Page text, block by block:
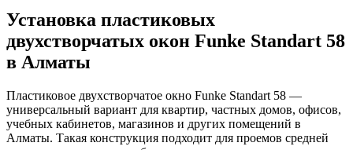
Установка пластиковых
двухстворчатых окон Funke Standart 58
в Алматы
Пластиковое двухстворчатое окно Funke Standart 58 —
универсальный вариант для квартир, частных домов, офисов,
учебных кабинетов, магазинов и других помещений в
Алматы. Такая конструкция подходит для проемов средней